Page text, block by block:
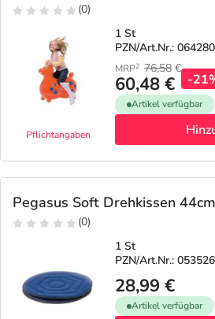
(0)
Pflichtangaben
1 St
PZN/Art.Nr.:
MRP2 76,58 €
60,48 € -
Artikel verfügbar
Pegasus Soft Drehkissen 44cm
(0)
1 St
PZN/Art.Nr.:
28,99 €
Artikel verfügbar